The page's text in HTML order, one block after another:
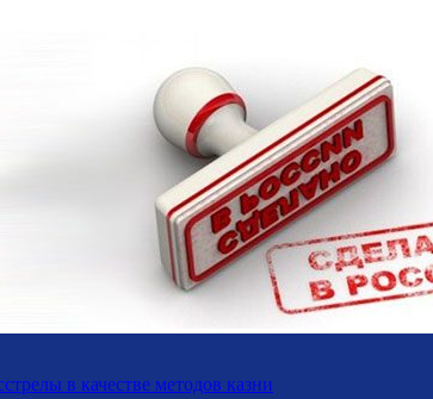
в качестве методов казни